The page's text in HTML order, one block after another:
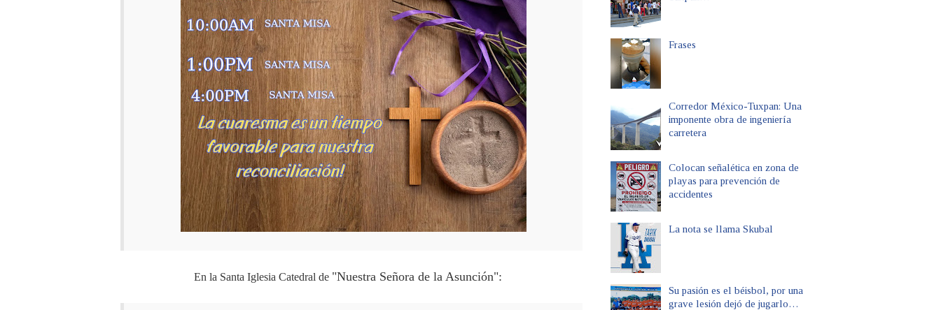
En la Santa Iglesia Catedral de "Nuestra Señora de la Asunción":
Frases
Corredor México-Tuxpan: Una
imponente obra de ingeniería
carretera
Colocan señalética en zona de
playas para prevención de
accidentes
La nota se llama Skubal
Su pasión es el béisbol, por una
grave lesión dejó de jugarlo…